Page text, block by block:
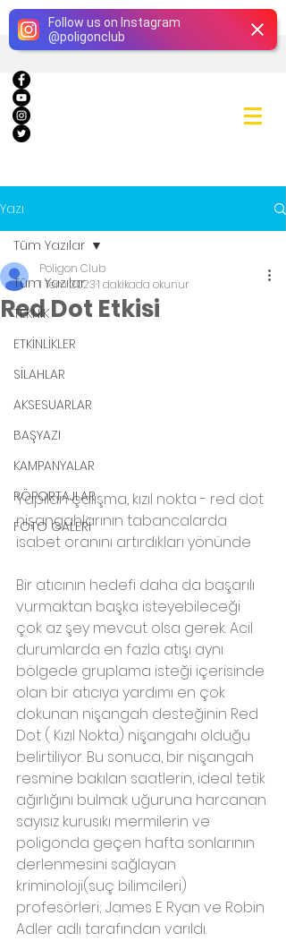
Follow us on Instagram
@poligonclub
Yazı
Tüm Yazılar
TEKNİK
ETKİNLİKLER
SİLAHLAR
AKSESUARLAR
BAŞYAZI
KAMPANYALAR
RÖPORTAJLAR
FOTO GALERİ
Tüm Yazılar
Red Dot Etkisi
Poligon Club
1 Tem 20231 dakikada okunur
Yapılan çalışma, kızıl nokta - red dot
nişangahlarının tabancalarda
isabet oranını artırdıkları yönünde
Bir atıcının hedefi daha da başarılı
vurmaktan başka isteyebileceği
çok az şey mevcut olsa gerek. Acil
durumlarda en fazla atışı aynı
bölgede gruplama isteği içerisinde
olan bir atıcıya yardımı en çok
dokunan nişangah desteğinin Red
Dot ( Kızıl Nokta) nişangahı olduğu
belirtiliyor. Bu sonuca, bir nişangah
resmine bakılan saatlerin, ideal tetik
ağırlığını bulmak uğuruna harcanan
sayısız kurusıkı mermilerin ve
poligonda geçen hafta sonlarının
derlenmesini sağlayan
kriminoloji(suç bilimcileri)
profesörleri; James E Ryan ve Robin
Adler adlı tarafından varıldı.